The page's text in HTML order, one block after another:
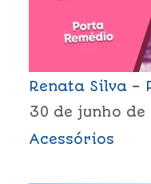
Renata Silva –
30 de junho de
Acessórios